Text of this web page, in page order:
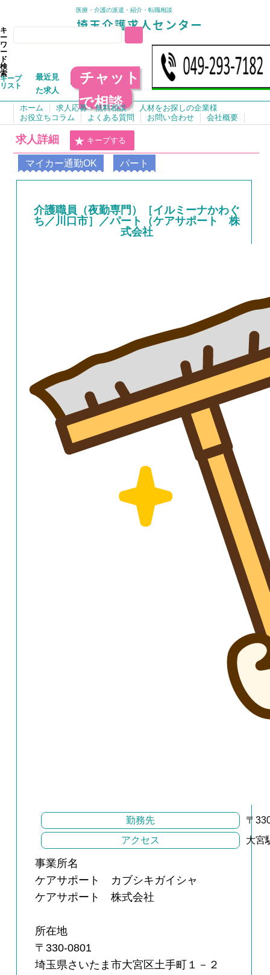
医療・介護の派遣・紹介・転職相談
キ
ー
ワ
ー
ド
検
索
キープ
リスト
最近見
た求人
チャット
で相談
ホーム 求人応募・無料相談
人材をお探しの企業様
お役立ちコラム
よくある質問 お問い合わせ 会社概要
求人詳細 キープする
マイカー通勤OK パート
介護職員（夜勤専門）［イルミーナかわぐ
ち／川口市］／パート（ケアサポート 株
式会社
勤務先
〒
アクセス
大宮
事業所名
ケアサポート カブシキガイシャ
ケアサポート 株式会社
所在地
〒330-0801
埼玉県さいたま市大宮区土手町１－２